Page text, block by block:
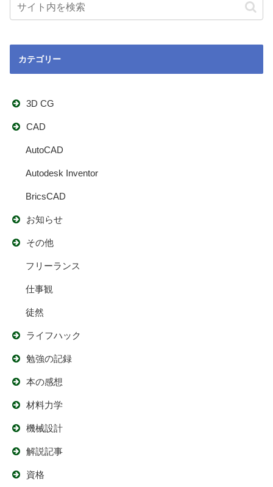
カテゴリー
3D CG
CAD
AutoCAD
Autodesk Inventor
BricsCAD
お知らせ
その他
フリーランス
仕事観
徒然
ライフハック
勉強の記録
本の感想
材料力学
機械設計
解説記事
資格